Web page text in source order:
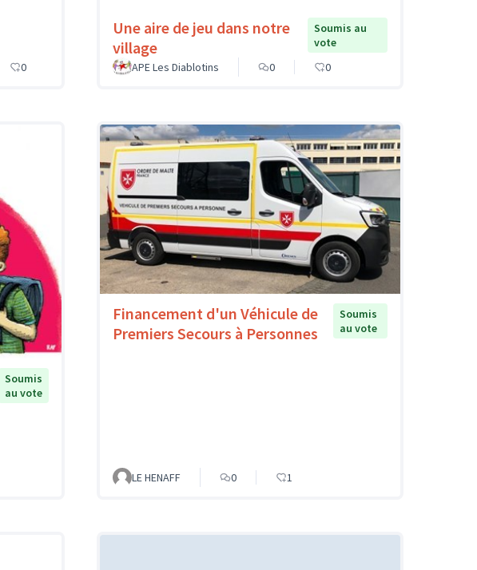
0
Une aire de jeu dans notre
village
Soumis au
vote
APE Les Diablotins
0 0
Soumis
au vote
Financement d'un Véhicule de
Premiers Secours à Personnes
Soumis
au vote
LE HENAFF 0 1